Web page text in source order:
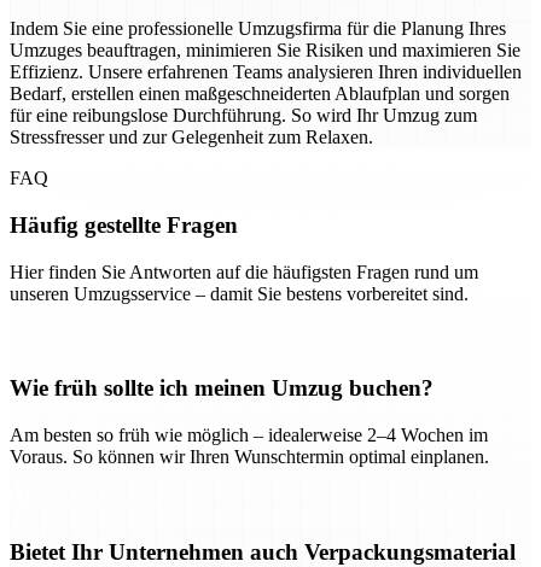
Indem Sie eine professionelle Umzugsfirma für die Planung Ihres
Umzuges beauftragen, minimieren Sie Risiken und maximieren Sie
Effizienz. Unsere erfahrenen Teams analysieren Ihren individuellen
Bedarf, erstellen einen maßgeschneiderten Ablaufplan und sorgen
für eine reibungslose Durchführung. So wird Ihr Umzug zum
Stressfresser und zur Gelegenheit zum Relaxen.
FAQ
Häufig gestellte Fragen
Hier finden Sie Antworten auf die häufigsten Fragen rund um
unseren Umzugsservice – damit Sie bestens vorbereitet sind.
Wie früh sollte ich meinen Umzug buchen?
Am besten so früh wie möglich – idealerweise 2–4 Wochen im
Voraus. So können wir Ihren Wunschtermin optimal einplanen.
Bietet Ihr Unternehmen auch Verpackungsmaterial